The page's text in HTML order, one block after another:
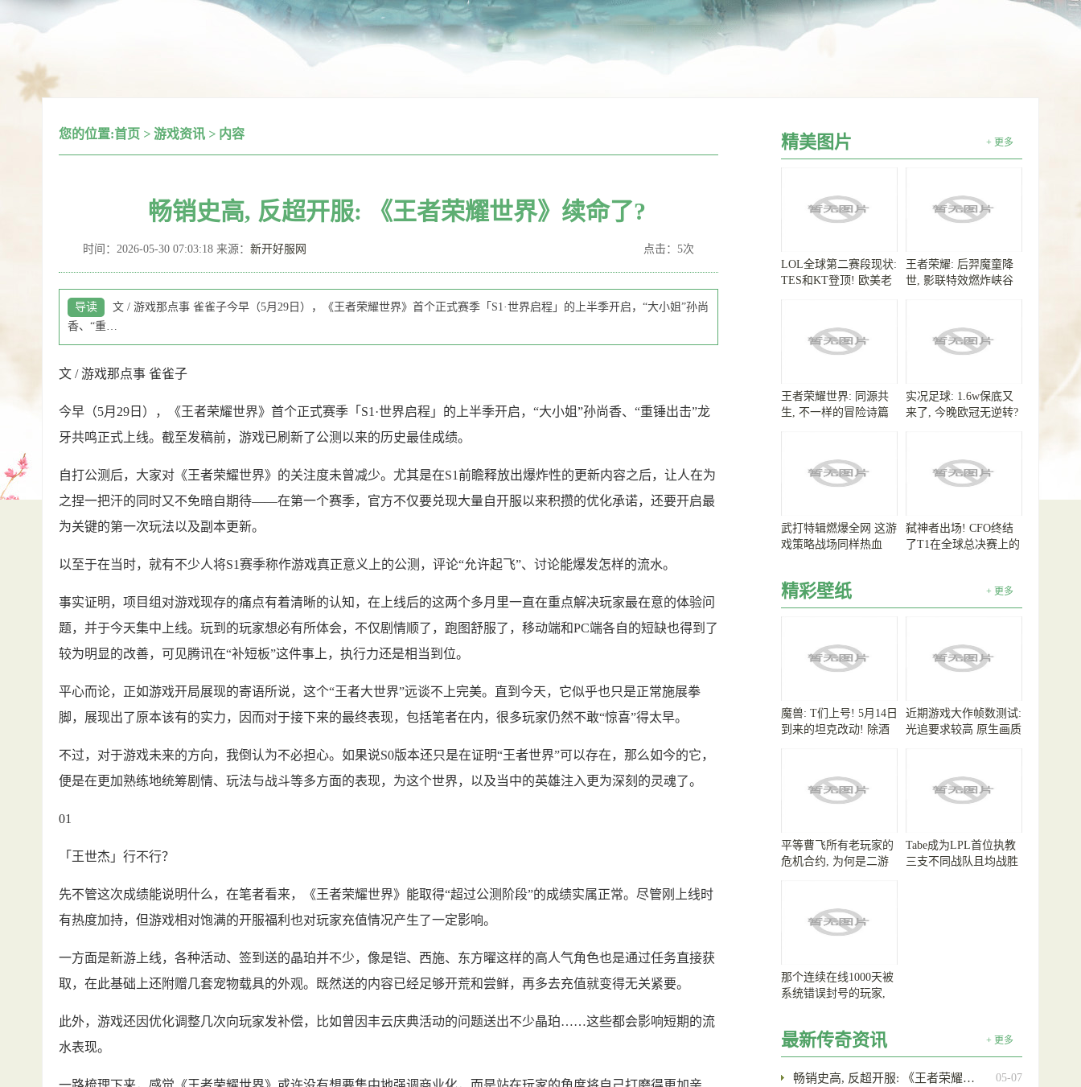
您的位置:首页 > 游戏资讯 > 内容
畅销史高, 反超开服: 《王者荣耀世界》续命了?
点击：5次
时间：2026-05-30 07:03:18 来源： 新开好服网
导读
文 / 游戏那点事 雀雀子今早（5月29日），《王者荣耀世界》首个正式赛季「S1·世界启程」的上半季开启，“大小姐”孙尚
香、“重…
文 / 游戏那点事 雀雀子
今早（5月29日），《王者荣耀世界》首个正式赛季「S1·世界启程」的上半季开启，“大小姐”孙尚香、“重锤出击”龙
牙共鸣正式上线。截至发稿前，游戏已刷新了公测以来的历史最佳成绩。
自打公测后，大家对《王者荣耀世界》的关注度未曾减少。尤其是在S1前瞻释放出爆炸性的更新内容之后，让人在为
之捏一把汗的同时又不免暗自期待——在第一个赛季，官方不仅要兑现大量自开服以来积攒的优化承诺，还要开启最
为关键的第一次玩法以及副本更新。
以至于在当时，就有不少人将S1赛季称作游戏真正意义上的公测，评论“允许起飞”、讨论能爆发怎样的流水。
事实证明，项目组对游戏现存的痛点有着清晰的认知，在上线后的这两个多月里一直在重点解决玩家最在意的体验问
题，并于今天集中上线。玩到的玩家想必有所体会，不仅剧情顺了，跑图舒服了，移动端和PC端各自的短缺也得到了
较为明显的改善，可见腾讯在“补短板”这件事上，执行力还是相当到位。
平心而论，正如游戏开局展现的寄语所说，这个“王者大世界”远谈不上完美。直到今天，它似乎也只是正常施展拳
脚，展现出了原本该有的实力，因而对于接下来的最终表现，包括笔者在内，很多玩家仍然不敢“惊喜”得太早。
不过，对于游戏未来的方向，我倒认为不必担心。如果说S0版本还只是在证明“王者世界”可以存在，那么如今的它，
便是在更加熟练地统筹剧情、玩法与战斗等多方面的表现，为这个世界，以及当中的英雄注入更为深刻的灵魂了。
01
「王世杰」行不行？
先不管这次成绩能说明什么，在笔者看来，《王者荣耀世界》能取得“超过公测阶段”的成绩实属正常。尽管刚上线时
有热度加持，但游戏相对饱满的开服福利也对玩家充值情况产生了一定影响。
一方面是新游上线，各种活动、签到送的晶珀并不少，像是铠、西施、东方曜这样的高人气角色也是通过任务直接获
取，在此基础上还附赠几套宠物载具的外观。既然送的内容已经足够开荒和尝鲜，再多去充值就变得无关紧要。
此外，游戏还因优化调整几次向玩家发补偿，比如曾因丰云庆典活动的问题送出不少晶珀……这些都会影响短期的流
水表现。
精美图片 + 更多
LOL全球第二赛段现状:
TES和KT登顶! 欧美老
王者荣耀: 后羿魔童降
世, 影联特效燃炸峡谷
王者荣耀世界: 同源共
生, 不一样的冒险诗篇
实况足球: 1.6w保底又
来了, 今晚欧冠无逆转?
武打特辑燃爆全网 这游
戏策略战场同样热血
弑神者出场! CFO终结
了T1在全球总决赛上的
精彩壁纸 + 更多
魔兽: T们上号! 5月14日
到来的坦克改动! 除酒
近期游戏大作帧数测试:
光追要求较高 原生画质
平等曹飞所有老玩家的
危机合约, 为何是二游
Tabe成为LPL首位执教
三支不同战队且均战胜
那个连续在线1000天被
系统错误封号的玩家,
最新传奇资讯 + 更多
05-07
畅销史高, 反超开服: 《王者荣耀…